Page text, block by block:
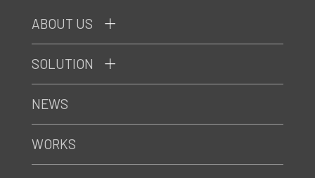
ABOUT US
SOLUTION
NEWS
WORKS